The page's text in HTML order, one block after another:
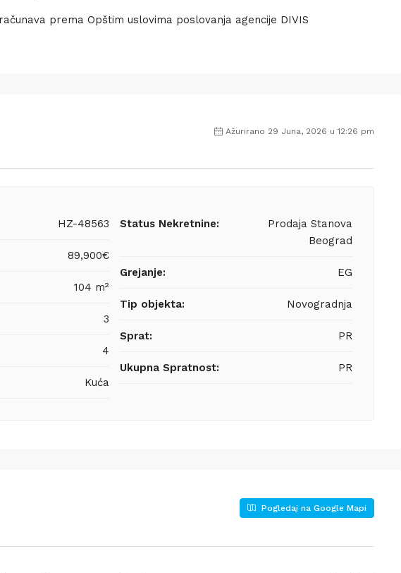
prema Opštim uslovima poslovanja agencije DIVIS
Ažurirano 29 Juna, 2026 u 12:26 pm
HZ-48563
89,900€
104 m²
3
4
Kuća
Status Nekretnine:
Prodaja Stanova
Beograd
Grejanje: EG
Tip objekta: Novogradnja
Sprat: PR
Ukupna Spratnost: PR
Pogledaj na Google Mapi